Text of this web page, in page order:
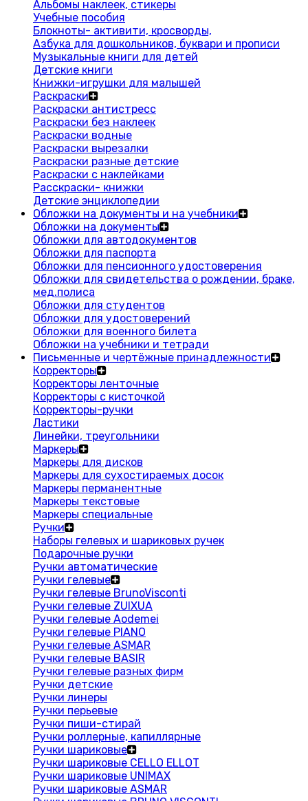
Альбомы наклеек, стикеры
Учебные пособия
Блокноты- активити, кросворды,
Азбука для дошкольников, буквари и прописи
Музыкальные книги для детей
Детские книги
Книжки-игрушки для малышей
Раскраски
Раскраски антистресс
Раскраски без наклеек
Раскраски водные
Раскраски вырезалки
Раскраски разные детские
Раскраски с наклейками
Расскраски- книжки
Детские энциклопедии
Обложки на документы и на учебники
Обложки на документы
Обложки для автодокументов
Обложки для паспорта
Обложки для пенсионного удостоверения
Обложки для свидетельства о рождении, браке,
мед.полиса
Обложки для студентов
Обложки для удостоверений
Обложки для военного билета
Обложки на учебники и тетради
Письменные и чертёжные принадлежности
Корректоры
Корректоры ленточные
Корректоры с кисточкой
Корректоры-ручки
Ластики
Линейки, треугольники
Маркеры
Маркеры для дисков
Маркеры для сухостираемых досок
Маркеры перманентные
Маркеры текстовые
Маркеры специальные
Ручки
Наборы гелевых и шариковых ручек
Подарочные ручки
Ручки автоматические
Ручки гелевые
Ручки гелевые BrunoVisconti
Ручки гелевые ZUIXUA
Ручки гелевые Aodemei
Ручки гелевые PIANO
Ручки гелевые ASMAR
Ручки гелевые BASIR
Ручки гелевые разных фирм
Ручки детские
Ручки линеры
Ручки перьевые
Ручки пиши-стирай
Ручки роллерные, капиллярные
Ручки шариковые
Ручки шариковые CELLO ELLOT
Ручки шариковые UNIMAX
Ручки шариковые ASMAR